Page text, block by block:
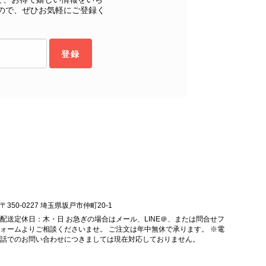
いただいたバッグに続き、今回のバッグも「一軍バッ
いいたします。 VintageShop solo
を購入させていただき、ありがとうございました。
、ぜひお気軽にご登録く
登録
〒350-0227 埼玉県坂戸市仲町20-1
配送定休日：木・日 お急ぎの場合はメール、LINE＠、または問合せフ
ォームよりご相談くださいませ。 ご注文は年中無休で承ります。 ※電
話でのお問い合わせにつきましては現在対応しておりません。